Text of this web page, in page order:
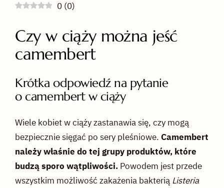
0 (0)
Czy w ciąży można jeść
camembert
Krótka odpowiedź na pytanie
o camembert w ciąży
Wiele kobiet w ciąży zastanawia się, czy mogą
bezpiecznie sięgać po sery pleśniowe.Camembert
należy właśnie do tej grupy produktów, które
budzą sporo wątpliwości. Powodem jest przede
wszystkim możliwość zakażenia bakterią Listeria